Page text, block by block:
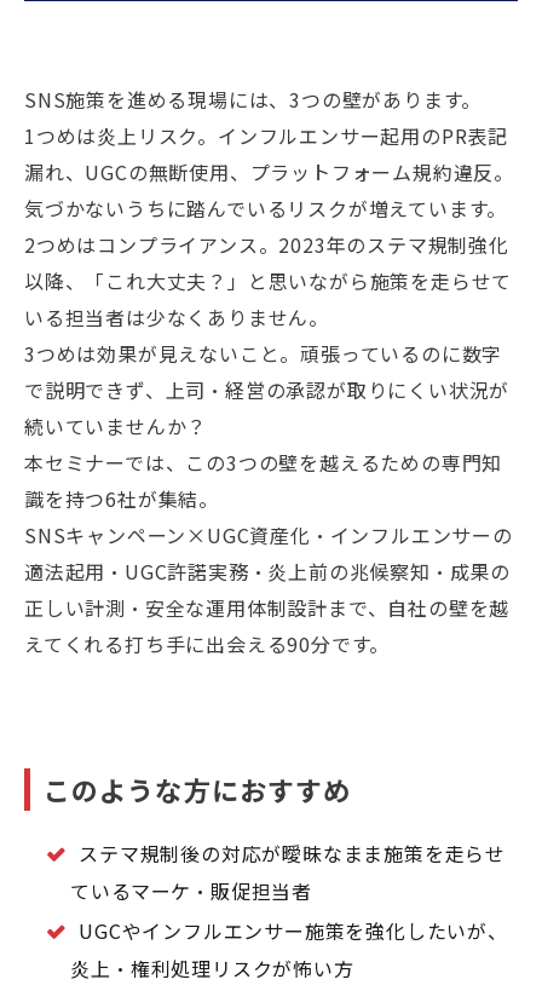
SNS施策を進める現場には、3つの壁があります。
1つめは炎上リスク。インフルエンサー起用のPR表記
漏れ、UGCの無断使用、プラットフォーム規約違反。
気づかないうちに踏んでいるリスクが増えています。
2つめはコンプライアンス。2023年のステマ規制強化
以降、「これ大丈夫？」と思いながら施策を走らせて
いる担当者は少なくありません。
3つめは効果が見えないこと。頑張っているのに数字
で説明できず、上司・経営の承認が取りにくい状況が
続いていませんか？
本セミナーでは、この3つの壁を越えるための専門知
識を持つ6社が集結。
SNSキャンペーン×UGC資産化・インフルエンサーの
適法起用・UGC許諾実務・炎上前の兆候察知・成果の
正しい計測・安全な運用体制設計まで、自社の壁を越
えてくれる打ち手に出会える90分です。
このような方におすすめ
ステマ規制後の対応が曖昧なまま施策を走らせ
ているマーケ・販促担当者
UGCやインフルエンサー施策を強化したいが、
炎上・権利処理リスクが怖い方